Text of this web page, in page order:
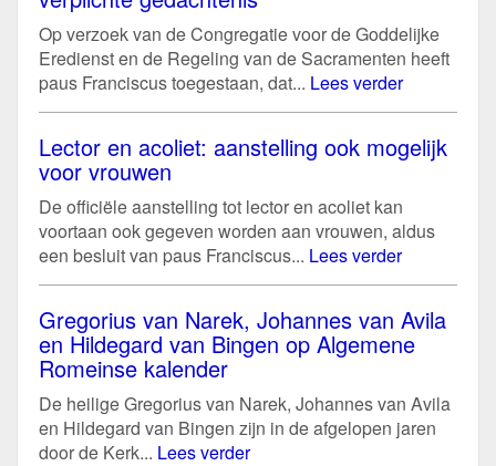
Op verzoek van de Congregatie voor de Goddelijke
Eredienst en de Regeling van de Sacramenten heeft
paus Franciscus toegestaan, dat... Lees verder
Lector en acoliet: aanstelling ook mogelijk
voor vrouwen
De officiële aanstelling tot lector en acoliet kan
voortaan ook gegeven worden aan vrouwen, aldus
een besluit van paus Franciscus... Lees verder
Gregorius van Narek, Johannes van Avila
en Hildegard van Bingen op Algemene
Romeinse kalender
De heilige Gregorius van Narek, Johannes van Avila
en Hildegard van Bingen zijn in de afgelopen jaren
door de Kerk... Lees verder